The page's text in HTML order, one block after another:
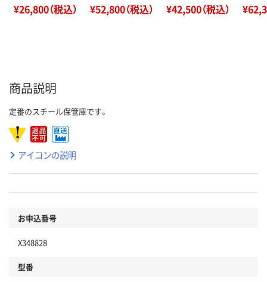
¥26,800（税込） ¥52,800（税込） ¥42,500（税込）
商品説明
定番のスチール保管庫です。
アイコンの説明
お申込番号
X348828
型番